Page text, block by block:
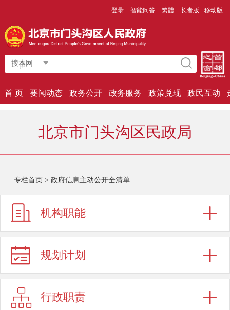
登录 智能问答 繁體 长者版 移动版
搜本网
首 页 要闻动态 政务公开 政务服务 政策兑现 政民互动
北京市门头沟区民政局
专栏首页 > 政府信息主动公开全清单
机构职能
规划计划
行政职责